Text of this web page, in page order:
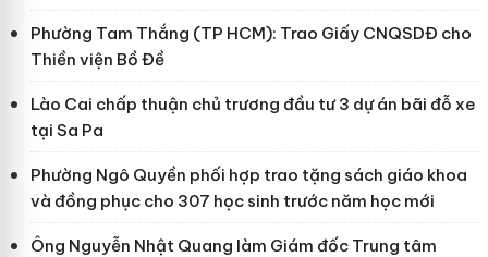
Phường Tam Thắng (TP HCM): Trao Giấy CNQSDĐ cho
Thiền viện Bồ Đề
Lào Cai chấp thuận chủ trương đầu tư 3 dự án bãi đỗ xe
tại Sa Pa
Phường Ngô Quyền phối hợp trao tặng sách giáo khoa
và đồng phục cho 307 học sinh trước năm học mới
Ông Nguyễn Nhật Quang làm Giám đốc Trung tâm